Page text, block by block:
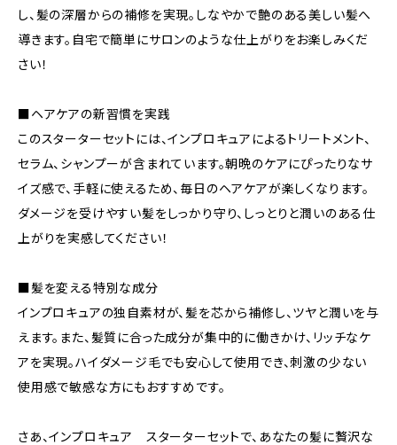
し、髪の深層からの補修を実現。しなやかで艶のある美しい髪へ
導きます。自宅で簡単にサロンのような仕上がりをお楽しみくだ
さい！
■ヘアケアの新習慣を実践
このスターターセットには、インプロキュアによるトリートメント、
セラム、シャンプーが含まれています。朝晩のケアにぴったりなサ
イズ感で、手軽に使えるため、毎日のヘアケアが楽しくなります。
ダメージを受けやすい髪をしっかり守り、しっとりと潤いのある仕
上がりを実感してください！
■髪を変える特別な成分
インプロキュアの独自素材が、髪を芯から補修し、ツヤと潤いを与
えます。また、髪質に合った成分が集中的に働きかけ、リッチなケ
アを実現。ハイダメージ毛でも安心して使用でき、刺激の少ない
使用感で敏感な方にもおすすめです。
さあ、インプロキュア スターターセットで、あなたの髪に贅沢な